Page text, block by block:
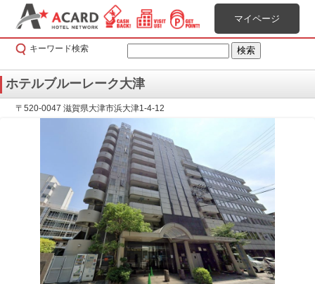
マイページ
キーワード検索
ホテルブルーレーク大津
〒520-0047 滋賀県大津市浜大津1-4-12